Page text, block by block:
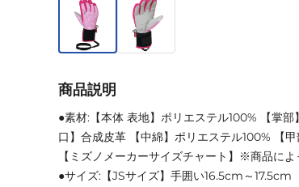
商品説明
●素材:【本体 表地】ポリエステル100% 【掌
口】合成皮革 【中綿】ポリエステル100% 【
【ミズノメーカーサイズチャート】※商品に
●サイズ:【JSサイズ】手囲い16.5cm～